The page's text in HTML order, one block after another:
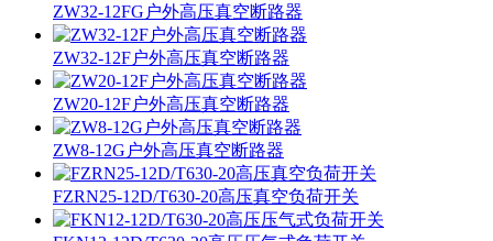
ZW32-12FG户外高压真空断路器
ZW32-12F户外高压真空断路器
ZW20-12F户外高压真空断路器
ZW8-12G户外高压真空断路器
FZRN25-12D/T630-20高压真空负荷开关